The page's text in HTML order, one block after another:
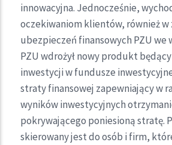
innowacyjna. Jednocześnie,
oczekiwaniom klientów, również w
ubezpieczeń finansowych PZU we
PZU wdrożył nowy produkt
inwestycji w fundusze
straty finansowej zapewniający w
wyników inwestycyjnych
pokrywającego poniesioną stratę.
skierowany jest do osób i firm,